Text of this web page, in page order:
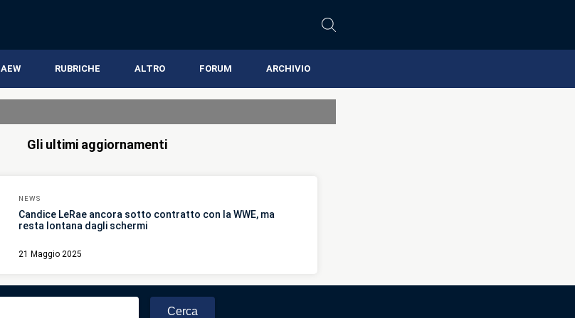
AEW RUBRICHE ALTRO FORUM ARCHIVIO
Gli ultimi aggiornamenti
NEWS
Candice LeRae ancora sotto contratto con la WWE, ma
resta lontana dagli schermi
21 Maggio 2025